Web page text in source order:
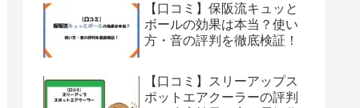
【口コミ】保阪流キュッと
ボールの効果は本当？使い
方・音の評判を徹底検証！
【口コミ】スリーアップス
ポットエアクーラーの評判